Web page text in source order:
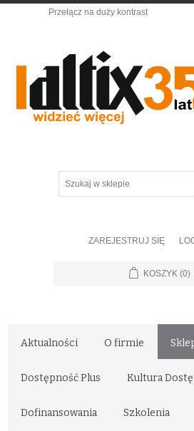
Przełącz na duży kontrast
sklepie
ZAREJESTRUJ SIĘ
KOSZYK (0)
Aktualności O firmie
Dostępność Plus Kultura
Dofinansowania Szkolenia